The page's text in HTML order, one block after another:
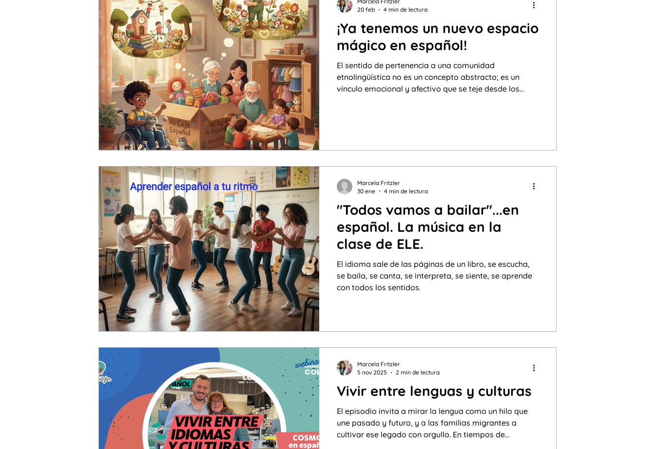
¡Ya tenemos un nuevo espacio
mágico en español!
El sentido de pertenencia a una comunidad
etnolingüística no es un concepto abstracto; es un
vínculo emocional y afectivo que se teje desde los
20 feb
4 min de lectura
"Todos vamos a bailar"...en
español. La música en la
clase de ELE.
El idioma sale de las páginas de un libro, se escucha,
se baila, se canta, se interpreta, se siente, se aprende
con todos los sentidos.
Marcela Fritzler
30 ene
4 min de lectura
Vivir entre lenguas y culturas
El episodio invita a mirar la lengua como un hilo que
une pasado y futuro, y a las familias migrantes a
cultivar ese legado con orgullo. En tiempos de
Marcela Fritzler
5 nov 2025
2 min de lectura